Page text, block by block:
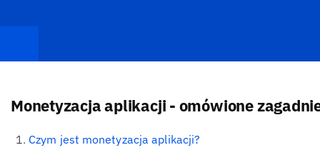
Monetyzacja aplikacji - omówione
Czym jest monetyzacja aplikacji?